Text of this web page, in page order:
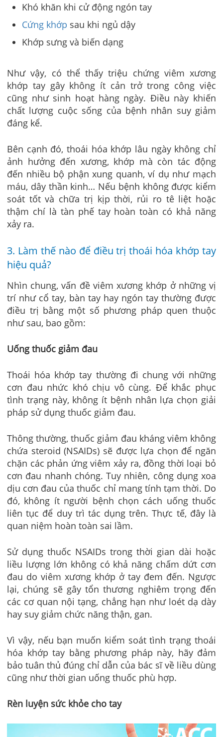
Khó khăn khi cử động ngón tay
Cứng khớp sau khi ngủ dậy
Khớp sưng và biến dạng
Như vậy, có thể thấy triệu chứng viêm xương
khớp tay gây không ít cản trở trong công việc
cũng như sinh hoạt hàng ngày. Điều này khiến
chất lượng cuộc sống của bệnh nhân suy giảm
đáng kể.
Bên cạnh đó, thoái hóa khớp lâu ngày không chỉ
ảnh hưởng đến xương, khớp mà còn tác động
đến nhiều bộ phận xung quanh, ví dụ như mạch
máu, dây thần kinh… Nếu bệnh không được kiểm
soát tốt và chữa trị kịp thời, rủi ro tê liệt hoặc
thậm chí là tàn phế tay hoàn toàn có khả năng
xảy ra.
3. Làm thế nào để điều trị thoái hóa khớp tay
hiệu quả?
Nhìn chung, vấn đề viêm xương khớp ở những vị
trí như cổ tay, bàn tay hay ngón tay thường được
điều trị bằng một số phương pháp quen thuộc
như sau, bao gồm:
Uống thuốc giảm đau
Thoái hóa khớp tay thường đi chung với những
cơn đau nhức khó chịu vô cùng. Để khắc phục
tình trạng này, không ít bệnh nhân lựa chọn giải
pháp sử dụng thuốc giảm đau.
Thông thường, thuốc giảm đau kháng viêm không
chứa steroid (NSAIDs) sẽ được lựa chọn để ngăn
chặn các phản ứng viêm xảy ra, đồng thời loại bỏ
cơn đau nhanh chóng. Tuy nhiên, công dụng xoa
dịu cơn đau của thuốc chỉ mang tính tạm thời. Do
đó, không ít người bệnh chọn cách uống thuốc
liên tục để duy trì tác dụng trên. Thực tế, đây là
quan niệm hoàn toàn sai lầm.
Sử dụng thuốc NSAIDs trong thời gian dài hoặc
liều lượng lớn không có khả năng chấm dứt cơn
đau do viêm xương khớp ở tay đem đến. Ngược
lại, chúng sẽ gây tổn thương nghiêm trọng đến
các cơ quan nội tạng, chẳng hạn như loét dạ dày
hay suy giảm chức năng thận, gan.
Vì vậy, nếu bạn muốn kiểm soát tình trạng thoái
hóa khớp tay bằng phương pháp này, hãy đảm
bảo tuân thủ đúng chỉ dẫn của bác sĩ về liều dùng
cũng như thời gian uống thuốc phù hợp.
Rèn luyện sức khỏe cho tay